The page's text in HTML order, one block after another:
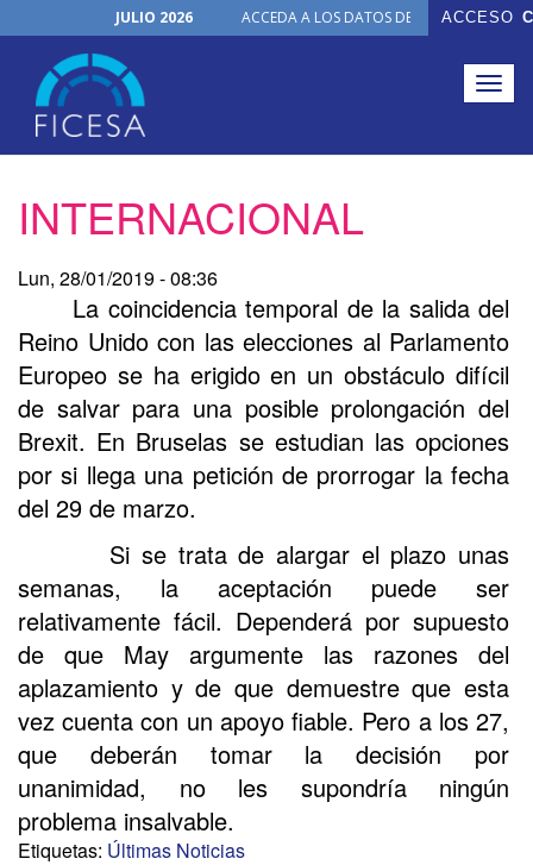
contenido
JULIO 2026
30 de junio de 2026
Junio, 2026
FICHAS ON-LINE
ACCEDA A LOS DATOS DE TODOS LOS
ACCESO
INTERNACIONAL
Lun, 28/01/2019 - 08:36
La coincidencia temporal de la salida del
Reino Unido con las elecciones al Parlamento
Europeo se ha erigido en un obstáculo difícil
de salvar para una posible prolongación del
Brexit. En Bruselas se estudian las opciones
por si llega una petición de prorrogar la fecha
del 29 de marzo.
Si se trata de alargar el plazo unas
semanas, la aceptación puede ser
relativamente fácil. Dependerá por supuesto
de que May argumente las razones del
aplazamiento y de que demuestre que esta
vez cuenta con un apoyo fiable. Pero a los 27,
que deberán tomar la decisión por
unanimidad, no les supondría ningún
problema insalvable.
Etiquetas: Últimas Noticias